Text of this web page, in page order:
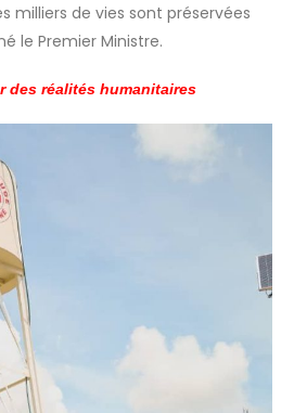
milliers de vies sont préservées
le Premier Ministre.
des réalités humanitaires